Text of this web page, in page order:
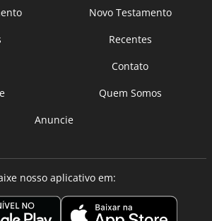
Novo Testamento
Recentes
Contato
Quem Somos
Anuncie
nosso aplicativo em: